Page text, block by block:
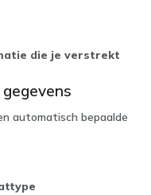
die je verstrekt
automatisch bepaalde